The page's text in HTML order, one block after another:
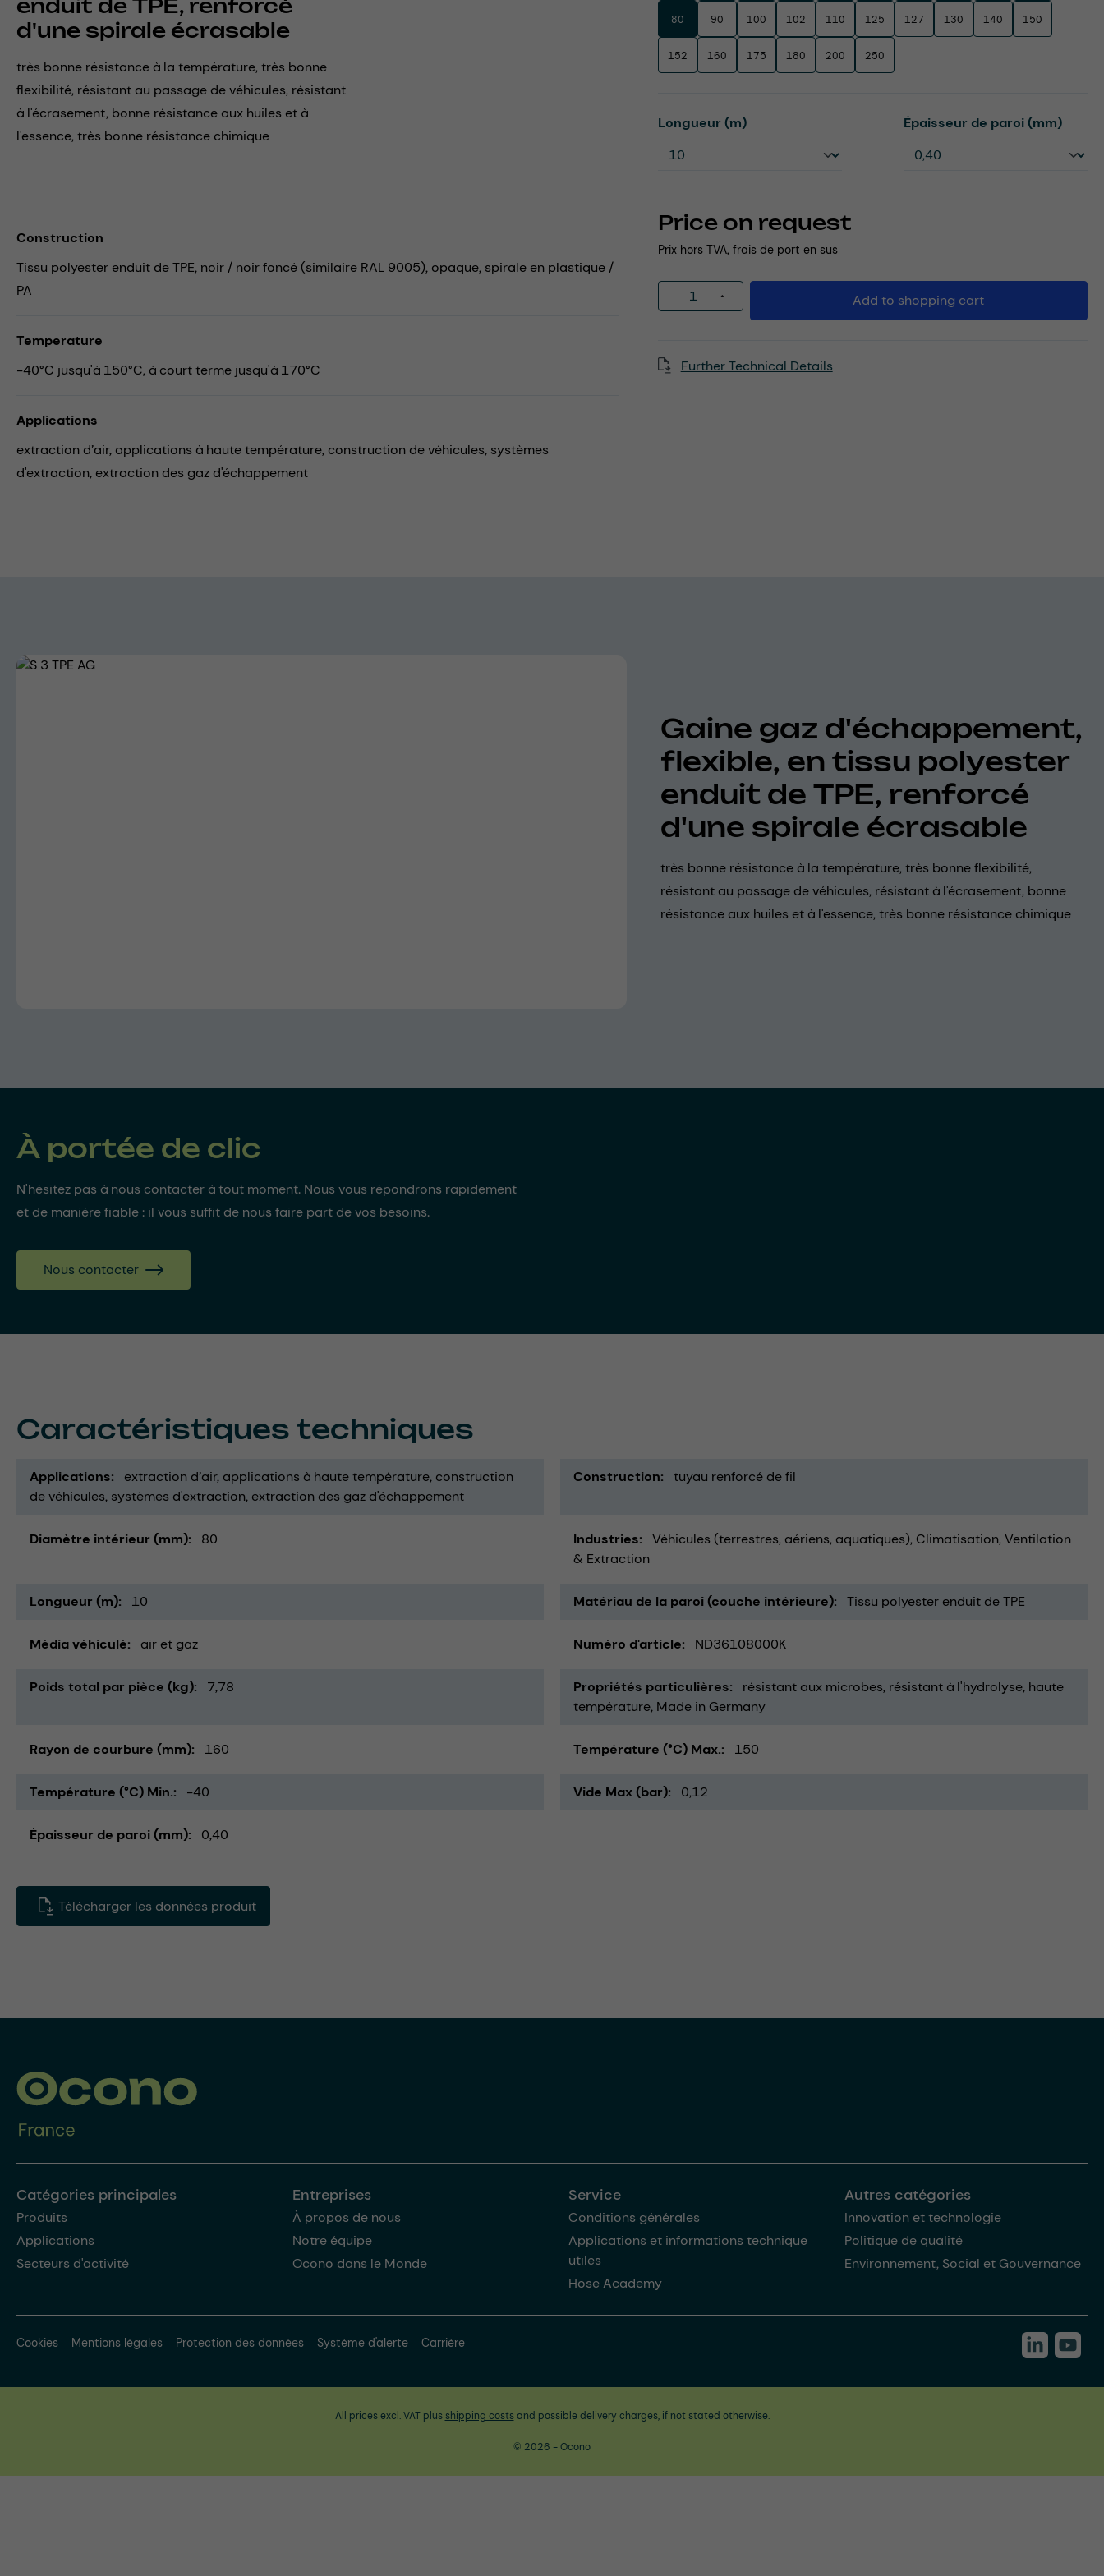
enduit de TPE, renforcé
d'une spirale écrasable
très bonne résistance à la température, très bonne
flexibilité, résistant au passage de véhicules, résistant
à l'écrasement, bonne résistance aux huiles et à
l'essence, très bonne résistance chimique
Price on request
Prix hors TVA, frais de port en sus
80 90 100 102 110 125 127 130 140 150
152 160 175 180 200 250
Select
Longueur (m) Select
Épaisseur de paroi (mm)
Product Quantity: Enter the desired amount
Add to shopping cart
Further Technical Details
Construction
Tissu polyester enduit de TPE, noir / noir foncé (similaire RAL 9005), opaque, spirale en plastique /
PA
Temperature
-40°C jusqu'à 150°C, à court terme jusqu'à 170°C
Applications
extraction d’air, applications à haute température, construction de véhicules, systèmes
d'extraction, extraction des gaz d'échappement
Skip image gallery
Gaine gaz d'échappement,
flexible, en tissu polyester
enduit de TPE, renforcé
d'une spirale écrasable
très bonne résistance à la température, très bonne flexibilité,
résistant au passage de véhicules, résistant à l'écrasement, bonne
résistance aux huiles et à l'essence, très bonne résistance chimique
À portée de clic
N'hésitez pas à nous contacter à tout moment. Nous vous répondrons rapidement
et de manière fiable : il vous suffit de nous faire part de vos besoins.
Nous contacter
Caractéristiques techniques
Applications extraction d’air applications à haute température construction
de véhicules systèmes d'extraction extraction des gaz d'échappement
Construction tuyau renforcé de fil
Diamètre intérieur (mm) 80 Industries Véhicules (terrestres, aériens, aquatiques) Climatisation, Ventilation
& Extraction
Longueur (m) 10 Matériau de la paroi (couche intérieure) Tissu polyester enduit de TPE
Média véhiculé air et gaz Numéro d'article ND36108000K
Poids total par pièce (kg) 7,78 Propriétés particulières résistant aux microbes résistant à l'hydrolyse haute
température Made in Germany
Rayon de courbure (mm) 160 Température (°C) Max. 150
Température (°C) Min. -40 Vide Max (bar) 0,12
Épaisseur de paroi (mm) 0,40
Télécharger les données produit
Catégories principales
Produits
Applications
Secteurs d'activité
Entreprises
À propos de nous
Notre équipe
Ocono dans le Monde
Service
Conditions générales
Applications et informations technique
utiles
Hose Academy
Autres catégories
Innovation et technologie
Politique de qualité
Environnement, Social et Gouvernance
Cookies Mentions légales Protection des données Système d'alerte Carrière
All prices excl. VAT plus shipping costsand possible delivery charges, if not stated otherwise.
© 2026 - Ocono